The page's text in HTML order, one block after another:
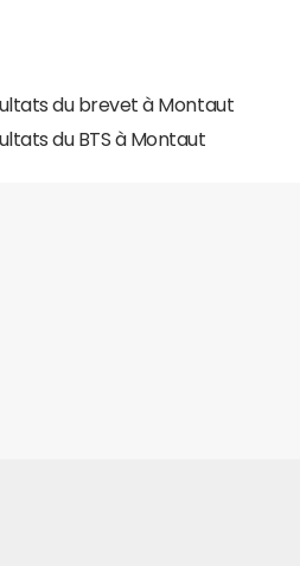
du brevet à Montaut
du BTS à Montaut